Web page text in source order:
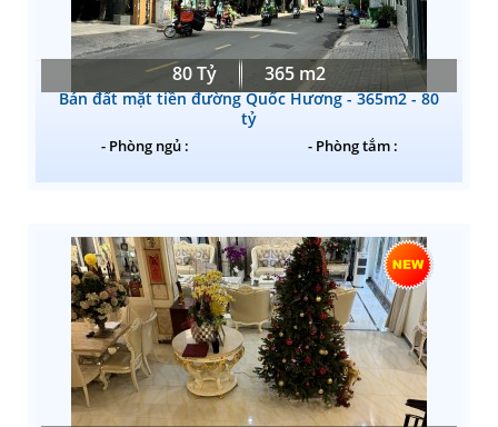
80 Tỷ 365 m2
Bán đất mặt tiền đường Quốc Hương - 365m2 - 80
tỷ
- Phòng ngủ : - Phòng tắm :